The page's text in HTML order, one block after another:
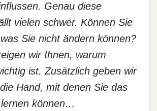
Genau diese
vielen schwer. Können Sie
Sie nicht ändern können?
wir Ihnen, warum
ist. Zusätzlich geben wir
Hand, mit denen Sie das
können…